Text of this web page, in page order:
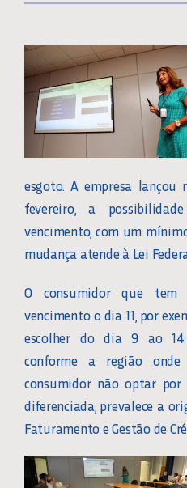
esgoto. A empresa lançou
fevereiro, a
vencimento, com um
mudança atende à Lei
O consumidor que
vencimento o dia 11, por
escolher do dia 9 ao
conforme a região
consumidor não optar
diferenciada, prevalece a
Faturamento e Gestão de